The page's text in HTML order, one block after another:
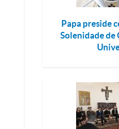
Papa preside
Solenidade de